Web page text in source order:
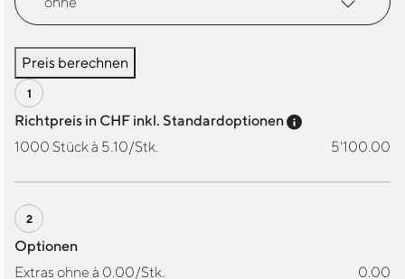
Preis berechnen
Richtpreis in CHF inkl. Standardoptionen
Preis-Tooltip
1000 Stück à 5.10/Stk.
5'100.00
Optionen
Extras ohne à 0.00/Stk.
0.00